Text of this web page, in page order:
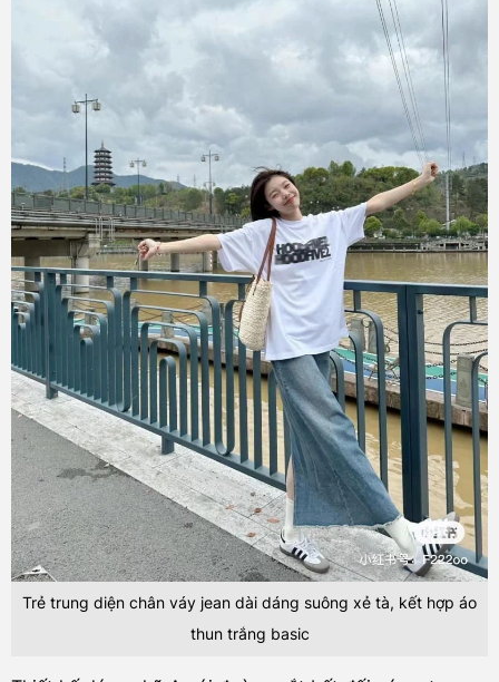
Trẻ trung diện chân váy jean dài dáng suông xẻ tà, kết hợp áo
thun trắng basic